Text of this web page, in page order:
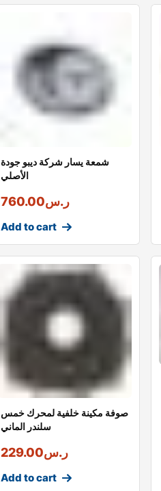
شمعة يسار شركة ديبو جودة
الأصلي
ر.س760.00
Add to cart
صوفة مكينة خلفية لمحرك خمس
سلندر الماني
ر.س229.00
Add to cart